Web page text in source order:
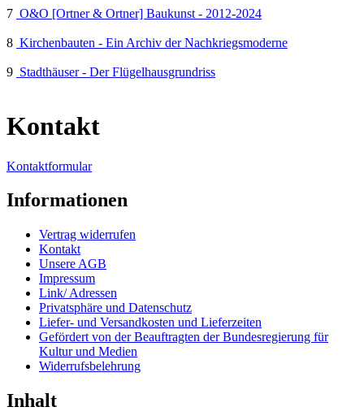
7 O&O [Ortner & Ortner] Baukunst - 2012-2024
8 Kirchenbauten - Ein Archiv der Nachkriegsmoderne
9 Stadthäuser - Der Flügelhausgrundriss
Kontakt
Kontaktformular
Informationen
Vertrag widerrufen
Kontakt
Unsere AGB
Impressum
Link/ Adressen
Privatsphäre und Datenschutz
Liefer- und Versandkosten und Lieferzeiten
Gefördert von der Beauftragten der Bundesregierung für
Kultur und Medien
Widerrufsbelehrung
Inhalt